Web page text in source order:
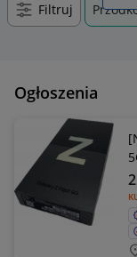
Filtruj
Ogłoszenia